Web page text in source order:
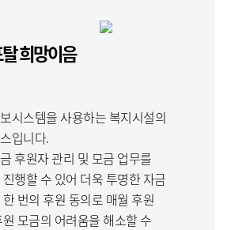
희망이음
시스템을 사용하는 복지시설의
입니다.
후원자 관리 및 모금 업무를
행할 수 있어 더욱 투명한 자금
번의 후원 동의로 매월 후원
모금의 어려움을 해소할 수